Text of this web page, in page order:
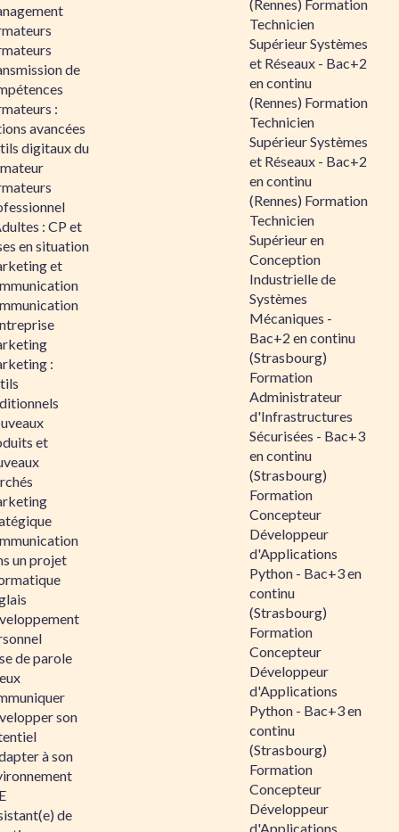
de
:
avancées
digitaux du
: CP et
en situation
et
:
et
un projet
de parole
son
à son
de
(Rennes) Formation
Technicien
Supérieur Systèmes
et Réseaux - Bac+2
en continu
(Rennes) Formation
Technicien
Supérieur Systèmes
et Réseaux - Bac+2
en continu
(Rennes) Formation
Technicien
Supérieur en
Conception
Industrielle de
Systèmes
Mécaniques -
Bac+2 en continu
(Strasbourg)
Formation
Administrateur
d'Infrastructures
Sécurisées - Bac+3
en continu
(Strasbourg)
Formation
Concepteur
Développeur
d'Applications
Python - Bac+3 en
continu
(Strasbourg)
Formation
Concepteur
Développeur
d'Applications
Python - Bac+3 en
continu
(Strasbourg)
Formation
Concepteur
Développeur
d'Applications